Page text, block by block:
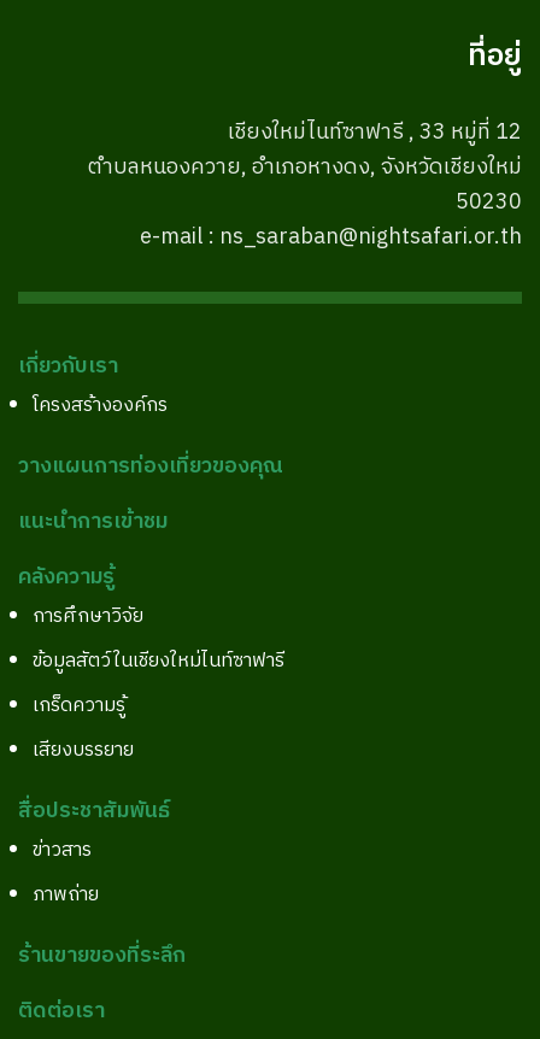
ที่อยู่
เชียงใหม่ไนท์ซาฟารี , 33 หมู่ที่ 12
ตำบลหนองควาย, อำเภอหางดง, จังหวัดเชียงใหม่
50230
e-mail : ns_saraban@nightsafari.or.th
เกี่ยวกับเรา
โครงสร้างองค์กร
วางแผนการท่องเที่ยวของคุณ
แนะนำการเข้าชม
คลังความรู้
การศึกษาวิจัย
ข้อมูลสัตว์ในเชียงใหม่ไนท์ซาฟารี
เกร็ดความรู้
เสียงบรรยาย
สื่อประชาสัมพันธ์
ข่าวสาร
ภาพถ่าย
ร้านขายของที่ระลึก
ติดต่อเรา